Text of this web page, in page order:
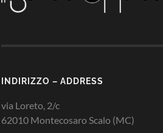
INDIRIZZO – ADDRESS
via Loreto, 2/c
62010 Montecosaro Scalo (MC)